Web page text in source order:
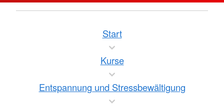
Start
Kurse
Entspannung und Stressbewältigung